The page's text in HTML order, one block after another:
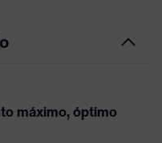
máximo, óptimo